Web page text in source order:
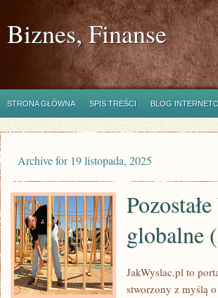
Biznes, Finanse
STRONA GŁÓWNA SPIS TREŚCI BLOG
Archive for 19 listopada, 2025
globalne
JakWyslac.pl to
stworzony z myślą